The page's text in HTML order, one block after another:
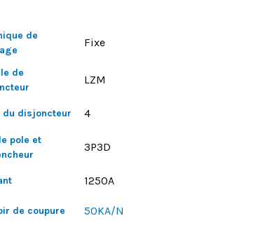
de
Fixe
de
LZM
du disjoncteur 4
pole et
3P3D
1250A
de coupure 50KA/N